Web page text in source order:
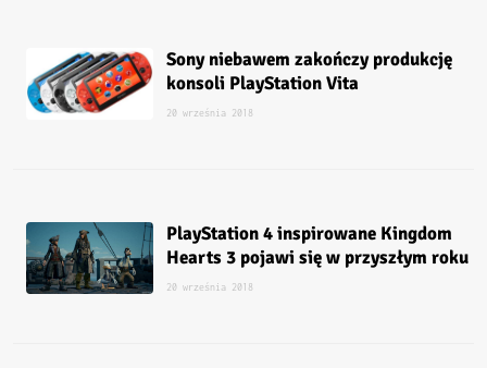
Sony niebawem zakończy produkcję
konsoli PlayStation Vita
20 września 2018
PlayStation 4 inspirowane Kingdom
Hearts 3 pojawi się w przyszłym roku
20 września 2018